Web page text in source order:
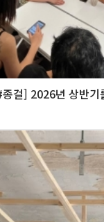
걸] 2026년 상반기